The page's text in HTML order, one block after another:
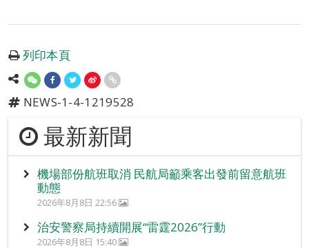
列印本頁
NEWS-1-4-1219528
最新新聞
機場部份航班取消 民航局籲乘客出發前留意航班
動態
2026年8月8日 22:56
治安警察局持續開展“雷霆2026”行動
2026年8月8日 15:40